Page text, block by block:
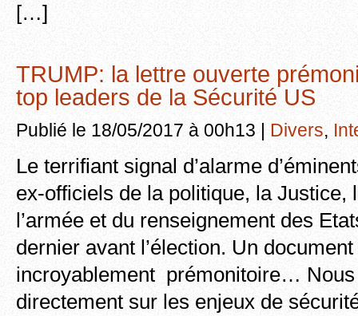
[…]
TRUMP: la lettre ouverte
top leaders de la Sécurité US
Publié le 18/05/2017 à 00h13 | Divers,
Le terrifiant signal d’alarme
ex-officiels de la politique, la Justice,
l’armée et du renseignement des
dernier avant l’élection. Un
incroyablement prémonitoire… Nous
directement sur les enjeux de